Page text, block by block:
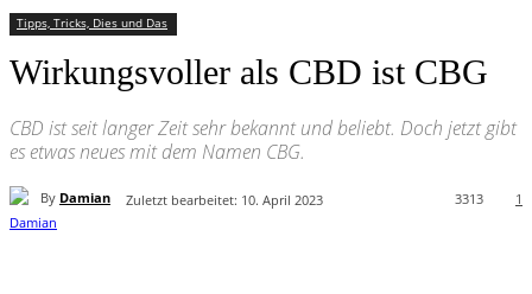
Tipps, Tricks, Dies und Das
Wirkungsvoller als CBD ist CBG
CBD ist seit langer Zeit sehr bekannt und beliebt. Doch jetzt gibt
es etwas neues mit dem Namen CBG.
By Damian Zuletzt bearbeitet: 10. April 2023 1
3313